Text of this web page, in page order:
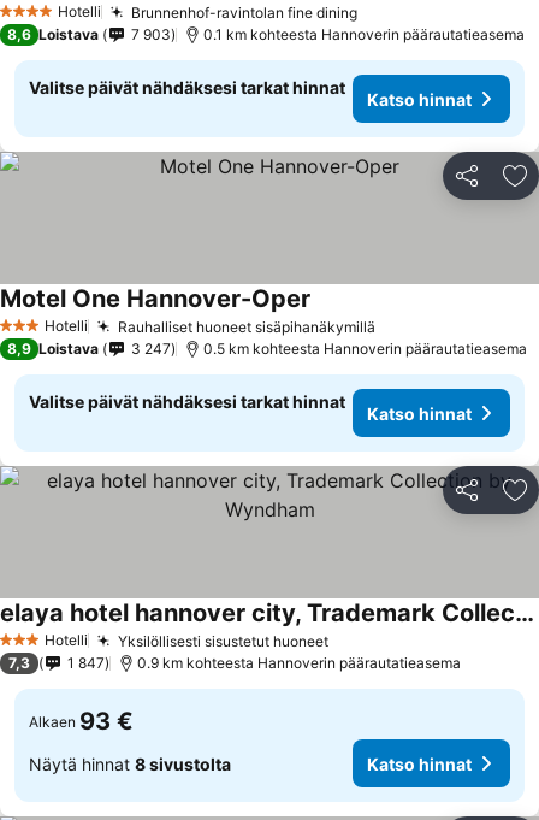
4 Tähtiluokitus
Hotelli Brunnenhof-ravintolan fine dining
8,6 Loistava 7 903 0.1 km kohteesta Hannoverin päärautatieasema
Valitse päivät nähdäksesi tarkat hinnat
Katso hinnat
Jaa
3 Tähtiluokitus
Hotelli Rauhalliset huoneet sisäpihanäkymillä
Motel One Hannover-Oper
8,9 Loistava 3 247 0.5 km kohteesta Hannoverin päärautatieasema
Valitse päivät nähdäksesi tarkat hinnat
Katso hinnat
Jaa
3 Tähtiluokitus
Hotelli Yksilöllisesti sisustetut huoneet
elaya hotel hannover city, Trademark Collection by Wyndham
7,3 1 847 0.9 km kohteesta Hannoverin päärautatieasema
Alkaen 93 €
Näytä hinnat 8 sivustolta Katso hinnat